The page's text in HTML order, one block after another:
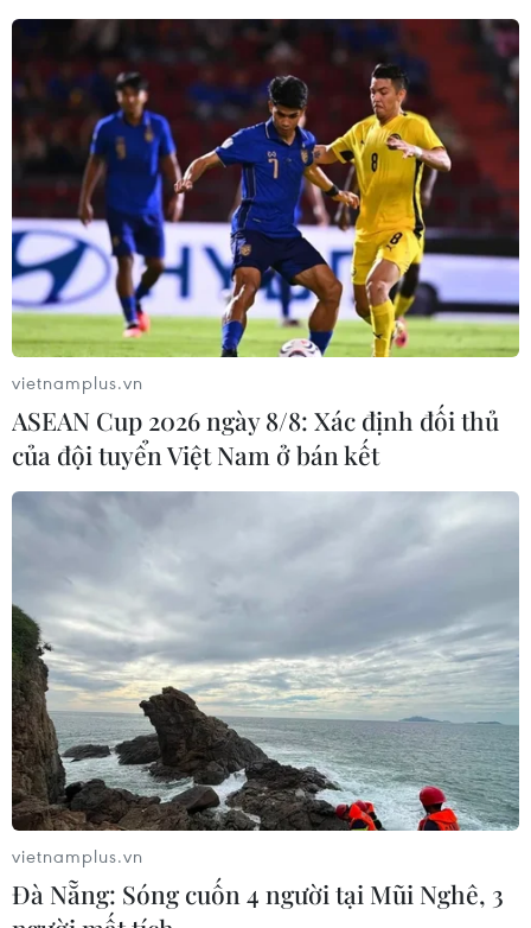
Ngoài chữ "phở "treo," chủ quán còn làm biển ghi dòng chữ
"Đây là một hình thức từ thiện bằng việc để lại một phần ăn cho
những hoàn cảnh khó khăn hơn trong cộng đồng mà vẫn ủng
hộ quán ăn địa phương" bằng cả tiếng Anh lẫn tiếng Việt.
(Ảnh: Minh Sơn/Vietnam+)
Chị Mirae đến từ Hàn Quốc hào hứng đóng góp 1 bát phở cho
cửa hàng. Chị Mirae cho biết nhờ đọc được thông tin về quán
phở nên đã rủ bạn mình đến đây thưởng thức và đóng góp
một chút ít cho người có hoàn cảnh khó khăn. (Ảnh: Minh
Sơn/Vietnam+)
vietnamplus.vn
ASEAN Cup 2026 ngày 8/8: Xác định đối thủ
của đội tuyển Việt Nam ở bán kết
vietnamplus.vn
Đà Nẵng: Sóng cuốn 4 người tại Mũi Nghê, 3